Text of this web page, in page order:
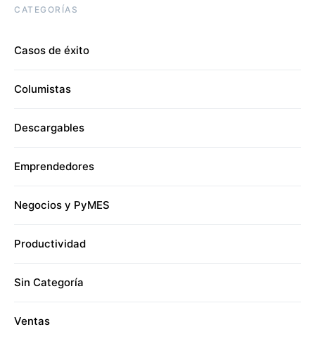
CATEGORÍAS
Casos de éxito
Columistas
Descargables
Emprendedores
Negocios y PyMES
Productividad
Sin Categoría
Ventas